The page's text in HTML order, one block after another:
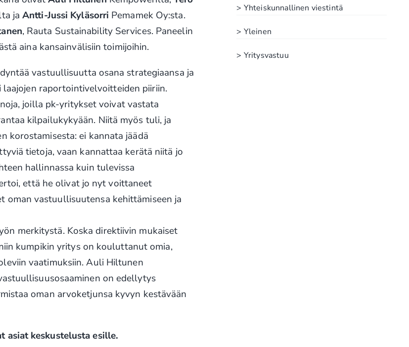
jaAntti-Jussi Kyläsorri Pemamek Oy:sta.
, Rauta Sustainability Services. Paneelin
aina kansainvälisiin toimijoihin.
vastuullisuutta osana strategiaansa ja
raportointivelvoitteiden piiriin.
joilla pk-yritykset voivat vastata
kilpailukykyään. Niitä myös tuli, ja
korostamisesta: ei kannata jäädä
tietoja, vaan kannattaa kerätä niitä jo
hallinnassa kuin tulevissa
että he olivat jo nyt voittaneet
oman vastuullisuutensa kehittämiseen ja
merkitystä. Koska direktiivin mukaiset
kumpikin yritys on kouluttanut omia,
vaatimuksiin. Auli Hiltunen
on edellytys
oman arvoketjunsa kyvyn kestävään
asiat keskustelusta esille.
> Yhteiskunnallinen viestintä
> Yleinen
> Yritysvastuu